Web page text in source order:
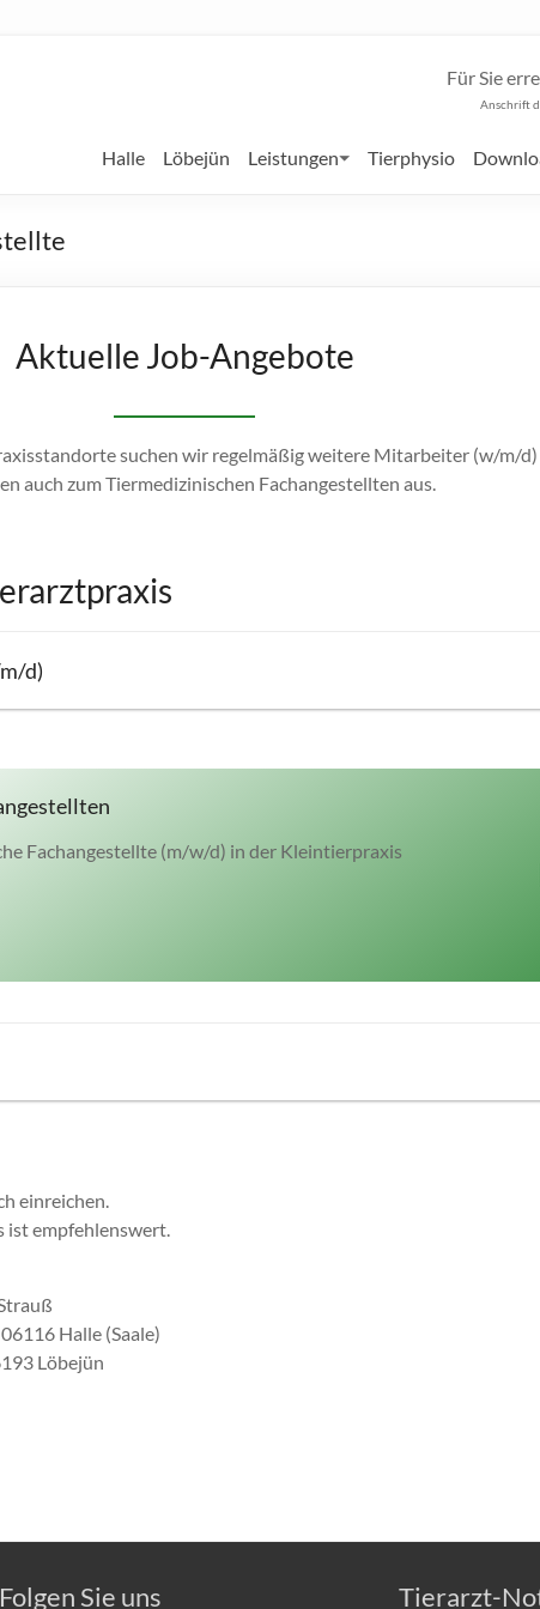
Für Sie
Anschrift
Halle Löbejün Leistungen Tierphysio
Aktuelle Job-Angebote
suchen wir regelmäßig weitere Mitarbeiter (w/m/d)
auch zum Tiermedizinischen Fachangestellten aus.
d)
Fachangestellte (m/w/d) in der Kleintierpraxis
einreichen.
ist empfehlenswert.
Halle (Saale)
Löbejün
Folgen Sie uns Tierarzt-